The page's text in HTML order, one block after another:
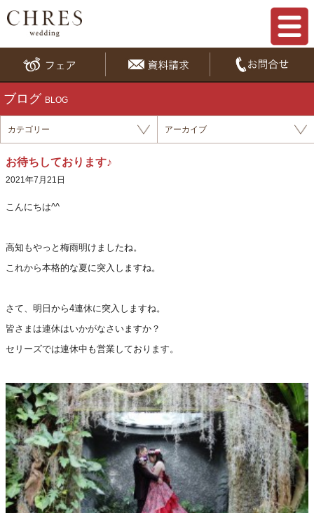
ブログ BLOG
カテゴリー アーカイブ
お待ちしております♪
2021年7月21日
こんにちは^^
高知もやっと梅雨明けましたね。
これから本格的な夏に突入しますね。
さて、明日から4連休に突入しますね。
皆さまは連休はいかがなさいますか？
セリーズでは連休中も営業しております。